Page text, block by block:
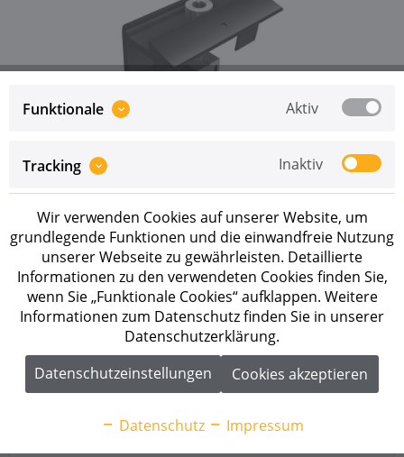
Preise sind erst nach erfolgreicher Registrierung
als
Merken
Artikel-Nr.: 96162-01
Beschreibung
SL Rack Endklemme mit Erdung, schwarz eloxiert •
Integrierter...mehr
Funktionale Aktiv
Tracking Inaktiv
Wir verwenden Cookies auf unserer Website, um
grundlegende Funktionen und die einwandfreie Nutzung
unserer Webseite zu gewährleisten. Detaillierte
Informationen zu den verwendeten Cookies finden Sie,
wenn Sie „Funktionale Cookies“ aufklappen. Weitere
Informationen zum Datenschutz finden Sie in unserer
Datenschutzerklärung.
Datenschutzeinstellungen
Cookies akzeptieren
Datenschutz Impressum